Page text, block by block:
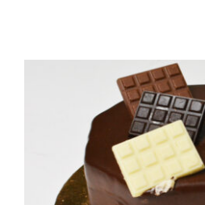
DÉTAILS